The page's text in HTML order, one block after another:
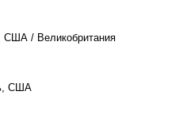
США / Великобритания
США